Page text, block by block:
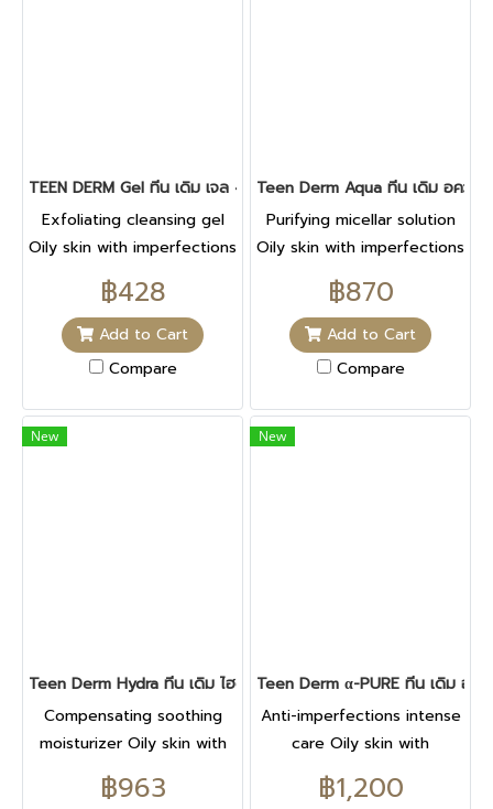
TEEN DERM Gel ทีน เดิม เจล 40 ML
Exfoliating cleansing gel
Oily skin with imperfections
Cleanses
฿428
Add to Cart
Compare
Teen Derm Aqua ทีน เดิม อควา
Purifying micellar solution
Oily skin with imperfections
Cleanses
฿870
Add to Cart
Compare
New
Teen Derm Hydra ทีน เดิม ไฮดรา 40 ML
Compensating soothing
moisturizer Oily skin with
imperfections Corrects
฿963
New
Teen Derm α-PURE ทีน เดิม อัล
Anti-imperfections intense
care Oily skin with
imperfections Corrects
฿1,200